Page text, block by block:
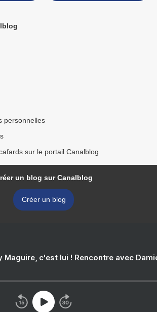
personnelles
sur le portail Canalblog
un blog sur Canalblog
Créer un blog
c'est lui ! Rencontre avec